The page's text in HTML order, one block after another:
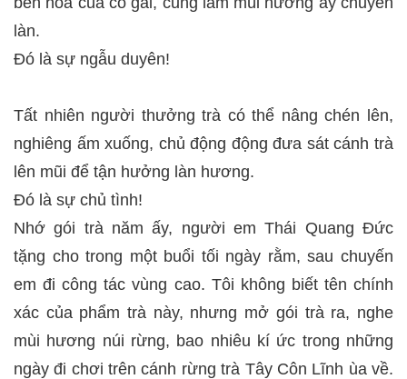
làn.
Đó là sự ngẫu duyên!
Tất nhiên người thưởng trà có thể nâng chén lên,
nghiêng ấm xuống, chủ động động đưa sát cánh trà
lên mũi để tận hưởng làn hương.
Đó là sự chủ tình!
Nhớ gói trà năm ấy, người em Thái Quang Đức
tặng cho trong một buổi tối ngày rằm, sau chuyến
em đi công tác vùng cao. Tôi không biết tên chính
xác của phẩm trà này, nhưng mở gói trà ra, nghe
mùi hương núi rừng, bao nhiêu kí ức trong những
ngày đi chơi trên cánh rừng trà Tây Côn Lĩnh ùa về.